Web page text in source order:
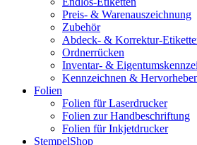
Preis- & Warenauszeichnung
Zubehör
Abdeck- & Korrektur-
Ordnerrücken
Inventar- &
Kennzeichnen &
Folien
Folien für Laserdrucker
Folien zur Handbeschriftung
Folien für Inkjetdrucker
StempelShop